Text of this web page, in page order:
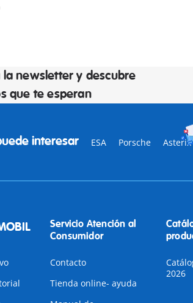
la newsletter y descubre
que te esperan
interesar ESA Porsche Asterix
Servicio Atención al
Consumidor
Contacto
Tienda online- ayuda
2026